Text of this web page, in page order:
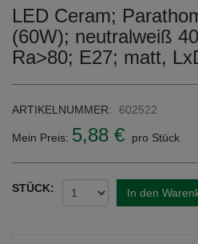
LED Ceram;
(60W); neutralweiß
Ra>80; E27; matt,
ARTIKELNUMMER: 602522
Mein Preis: 5,88 € pro Stück
STÜCK: In den